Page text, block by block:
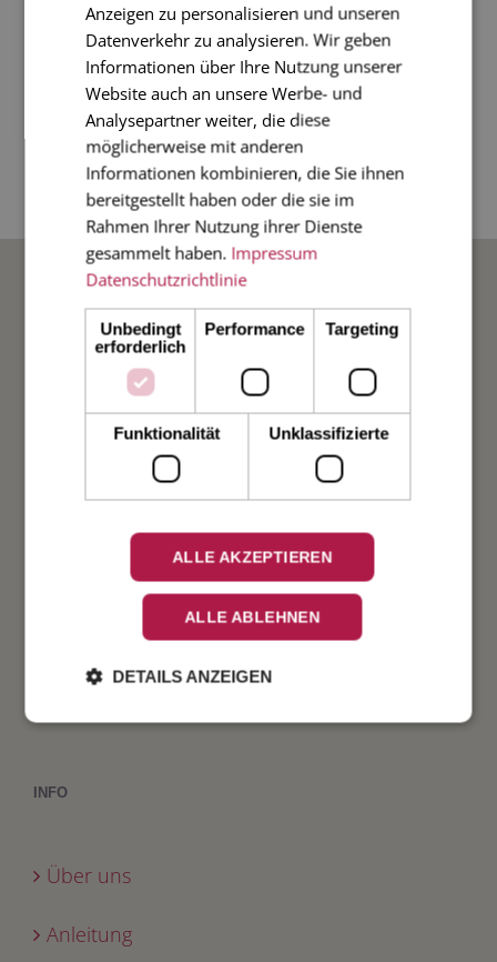
Bitte vereinbaren Sie einen Termin:
+49 (5422) 46331-0
Rabe von Pappenheim Druck GmbH
Heger Str. 19
49074 Osnabrück
info@von-pappenheim-druck.de
www.von-pappenheim-druck.de
BELIEBTE ANLÄSSE
Hochzeit
Weihnachten
Verlobung
Geburtstag
INFO
Über uns
Anleitung
Anzeigen zu personalisieren und unseren
Datenverkehr zu analysieren. Wir geben
Informationen über Ihre Nutzung unserer
Website auch an unsere Werbe- und
Analysepartner weiter, die diese
möglicherweise mit anderen
Informationen kombinieren, die Sie ihnen
bereitgestellt haben oder die sie im
Rahmen Ihrer Nutzung ihrer Dienste
gesammelt haben. Impressum
Datenschutzrichtlinie
Unbedingt
erforderlich
Performance Targeting
Funktionalität Unklassifizierte
ALLE AKZEPTIEREN
ALLE ABLEHNEN
DETAILS ANZEIGEN